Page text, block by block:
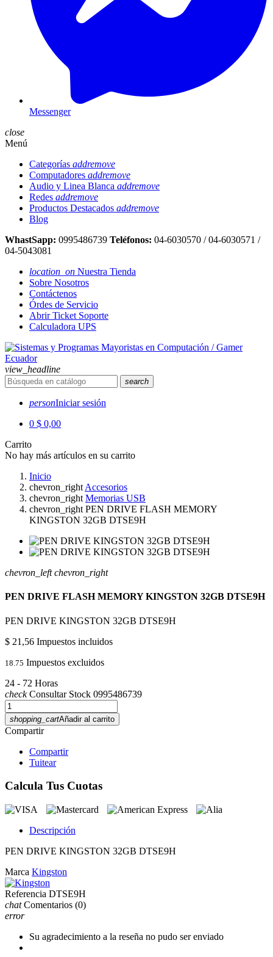
Messenger
close
Menú
Categorías addremove
Computadores addremove
Audio y Linea Blanca addremove
Redes addremove
Productos Destacados addremove
Blog
WhastSapp: 0995486739 Teléfonos: 04-6030570 / 04-6030571 /
04-5043081
location_on Nuestra Tienda
Sobre Nosotros
Contáctenos
Órdes de Servicio
Abrir Ticket Soporte
Calculadora UPS
view_headline
search
personIniciar sesión
0 $ 0,00
Carrito
No hay más artículos en su carrito
Inicio
chevron_right Accesorios
chevron_right Memorias USB
chevron_right PEN DRIVE FLASH MEMORY
KINGSTON 32GB DTSE9H
chevron_left chevron_right
PEN DRIVE FLASH MEMORY KINGSTON 32GB DTSE9H
PEN DRIVE KINGSTON 32GB DTSE9H
$ 21,56 Impuestos incluidos
18.75 Impuestos excluidos
24 - 72 Horas
checkConsultar Stock 0995486739
shopping_cartAñadir al carrito
Compartir
Compartir
Tuitear
Calcula Tus Cuotas
Descripción
PEN DRIVE KINGSTON 32GB DTSE9H
Marca Kingston
Referencia DTSE9H
chat Comentarios (0)
error
Su agradecimiento a la reseña no pudo ser enviado